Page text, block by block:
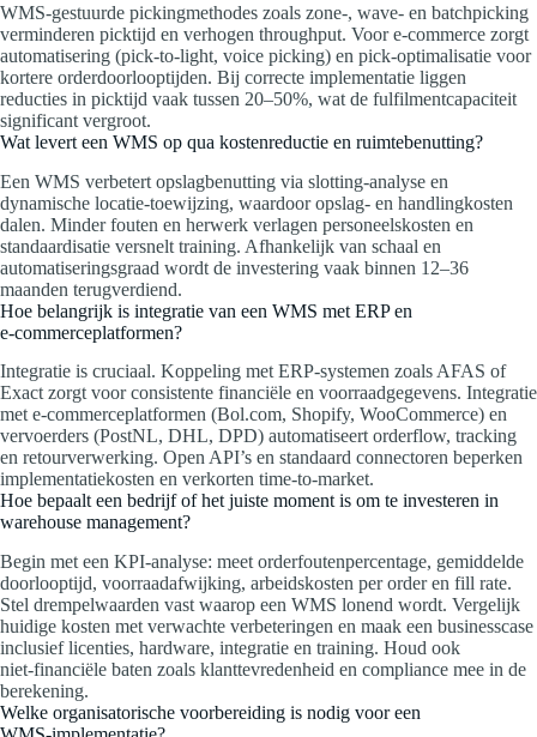
WMS‑gestuurde pickingmethodes zoals zone‑, wave‑ en batchpicking
verminderen picktijd en verhogen throughput. Voor e‑commerce zorgt
automatisering (pick‑to‑light, voice picking) en pick‑optimalisatie voor
kortere orderdoorlooptijden. Bij correcte implementatie liggen
reducties in picktijd vaak tussen 20–50%, wat de fulfilmentcapaciteit
significant vergroot.
Wat levert een WMS op qua kostenreductie en ruimtebenutting?
Een WMS verbetert opslagbenutting via slotting‑analyse en
dynamische locatie‑toewijzing, waardoor opslag‑ en handlingkosten
dalen. Minder fouten en herwerk verlagen personeelskosten en
standaardisatie versnelt training. Afhankelijk van schaal en
automatiseringsgraad wordt de investering vaak binnen 12–36
maanden terugverdiend.
Hoe belangrijk is integratie van een WMS met ERP en
e‑commerceplatformen?
Integratie is cruciaal. Koppeling met ERP‑systemen zoals AFAS of
Exact zorgt voor consistente financiële en voorraadgegevens. Integratie
met e‑commerceplatformen (Bol.com, Shopify, WooCommerce) en
vervoerders (PostNL, DHL, DPD) automatiseert orderflow, tracking
en retourverwerking. Open API’s en standaard connectoren beperken
implementatiekosten en verkorten time‑to‑market.
Hoe bepaalt een bedrijf of het juiste moment is om te investeren in
warehouse management?
Begin met een KPI‑analyse: meet orderfoutenpercentage, gemiddelde
doorlooptijd, voorraadafwijking, arbeidskosten per order en fill rate.
Stel drempelwaarden vast waarop een WMS lonend wordt. Vergelijk
huidige kosten met verwachte verbeteringen en maak een businesscase
inclusief licenties, hardware, integratie en training. Houd ook
niet‑financiële baten zoals klanttevredenheid en compliance mee in de
berekening.
Welke organisatorische voorbereiding is nodig voor een